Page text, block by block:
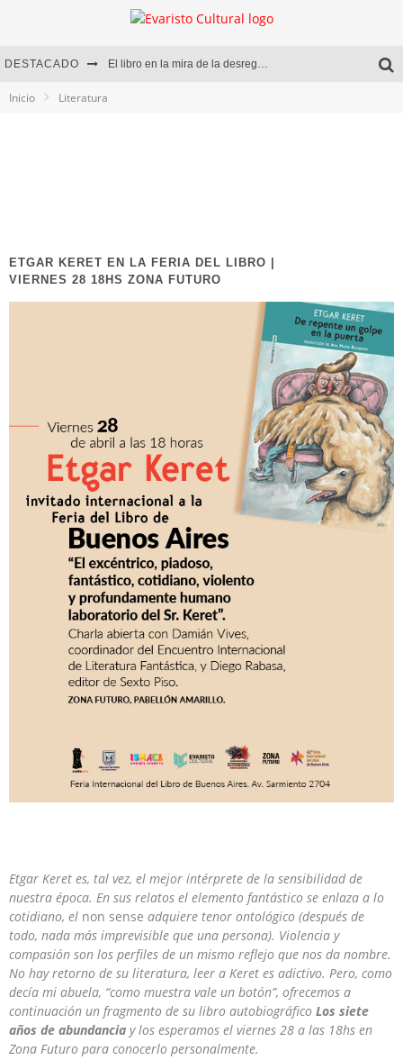
DESTACADO El libro en la mira de la desregulación
Inicio Literatura
ETGAR KERET EN LA FERIA DEL LIBRO |
VIERNES 28 18HS ZONA FUTURO
Etgar Keret es, tal vez, el mejor intérprete de la sensibilidad de
nuestra época. En sus relatos el elemento fantástico se enlaza a lo
cotidiano, el non sense adquiere tenor ontológico (después de
todo, nada más imprevisible que una persona). Violencia y
compasión son los perfiles de un mismo reflejo que nos da nombre.
No hay retorno de su literatura, leer a Keret es adictivo. Pero, como
decía mi abuela, “como muestra vale un botón”, ofrecemos a
continuación un fragmento de su libro autobiográfico Los siete
años de abundancia y los esperamos el viernes 28 a las 18hs en
Zona Futuro para conocerlo personalmente.